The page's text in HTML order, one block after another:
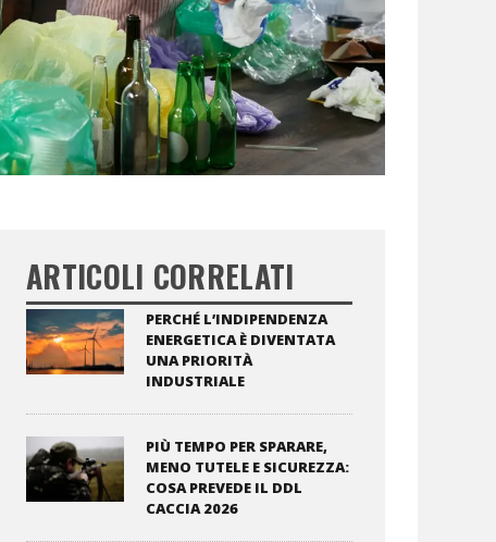
ARTICOLI CORRELATI
PERCHÉ L’INDIPENDENZA
ENERGETICA È DIVENTATA
UNA PRIORITÀ
INDUSTRIALE
PIÙ TEMPO PER SPARARE,
MENO TUTELE E SICUREZZA:
COSA PREVEDE IL DDL
CACCIA 2026